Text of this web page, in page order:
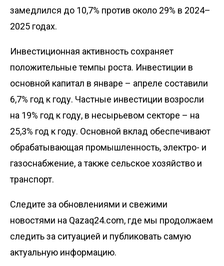
замедлился до 10,7% против около 29% в 2024–
2025 годах.
Инвестиционная активность сохраняет
положительные темпы роста. Инвестиции в
основной капитал в январе – апреле составили
6,7% год к году. Частные инвестиции возросли
на 19% год к году, в несырьевом секторе – на
25,3% год к году. Основной вклад обеспечивают
обрабатывающая промышленность, электро- и
газоснабжение, а также сельское хозяйство и
транспорт.
Следите за обновлениями и свежими
новостями на Qazaq24.com, где мы продолжаем
следить за ситуацией и публиковать самую
актуальную информацию.